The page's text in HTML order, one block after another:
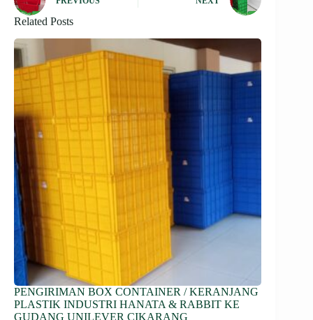
Related Posts
PENGIRIMAN BOX CONTAINER / KERANJANG
PLASTIK INDUSTRI HANATA & RABBIT KE
GUDANG UNILEVER CIKARANG